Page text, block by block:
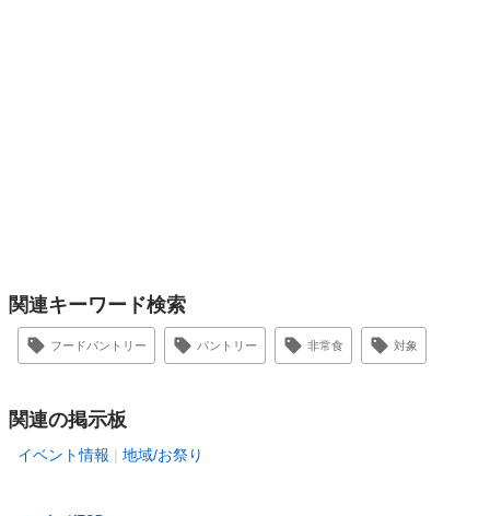
関連キーワード検索
フードパントリー パントリー 非常食 対象
関連の掲示板
イベント情報 地域/お祭り